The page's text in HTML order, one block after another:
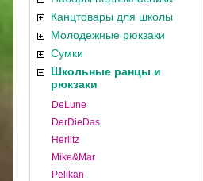
Канцтовары для школы
Молодежные рюкзаки
Сумки
Школьные ранцы и
рюкзаки
DeLune
DerDieDas
Herlitz
Mike&Mar
Pelikan